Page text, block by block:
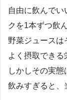
自由に飲んで
クを1本ずつ飲
野菜ジュースは
よく摂取できる
しかしその実態
飲みすぎると、